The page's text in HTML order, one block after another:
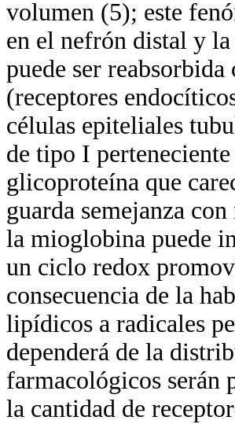
volumen (5); este
en el nefrón distal y
puede ser
(receptores
células epiteliales
de tipo I
glicoproteína que
guarda semejanza
la mioglobina puede
un ciclo redox
consecuencia de la
lipídicos a radicales
dependerá de la
farmacológicos serán
la cantidad de